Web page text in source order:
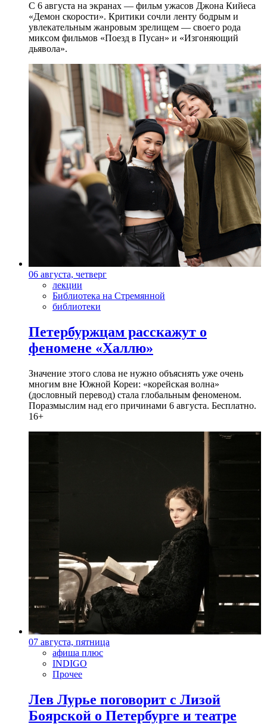
С 6 августа на экранах — фильм ужасов Джона Кийеса
«Демон скорости». Критики сочли ленту бодрым и
увлекательным жанровым зрелищeм — своего рода
миксом фильмов «Поезд в Пусан» и «Изгоняющий
дьявола».
06 августа, четверг
лекции
Библиотека на Стремянной
библиотеки
Петербуржцам расскажут о
феномене «Халлю»
Значение этого слова не нужно объяснять уже очень
многим вне Южной Кореи: «корейская волна»
(дословный перевод) стала глобальным феноменом.
Поразмыслим над его причинами 6 августа. Бесплатно.
16+
07 августа, пятница
афиша плюс
INDIGO
Прочее
Лев Лурье поговорит с Лизой
Боярской о Петербурге и театре